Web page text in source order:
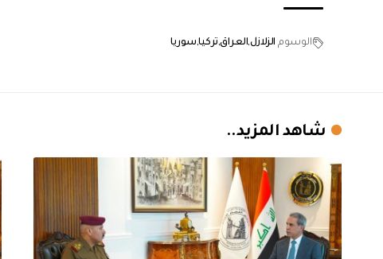
الوسوم الزلازل العراق تركيا سوريا
شاهد المزيد..